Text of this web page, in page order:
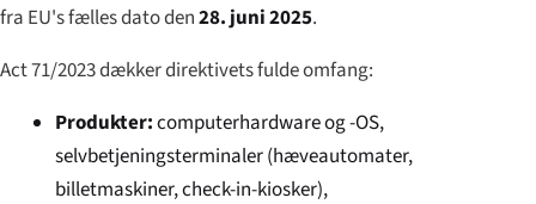
fra EU's fælles dato den28. juni 2025.
Act 71/2023 dækker direktivets fulde omfang:
Produkter:computerhardware og -OS,
selvbetjeningsterminaler (hæveautomater,
billetmaskiner, check-in-kiosker),